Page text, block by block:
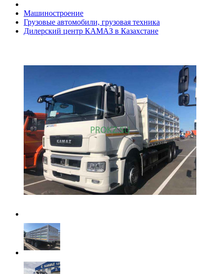
Машиностроение
Грузовые автомобили, грузовая техника
Дилерский центр КАМАЗ в Казахстане